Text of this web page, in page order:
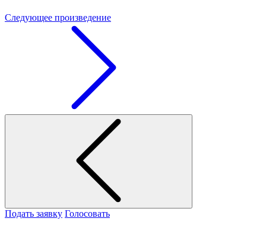
Следующее произведение
Подать заявку Голосовать